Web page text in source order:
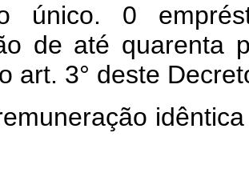
único. 0
de até quarenta
art. 3° deste
idêntica